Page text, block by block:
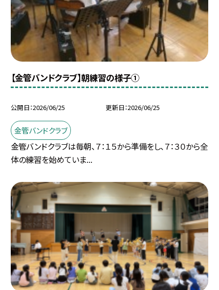
【金管バンドクラブ】朝練習の様子①
公開日 2026/06/25 更新日 2026/06/25
金管バンドクラブ
金管バンドクラブは毎朝、７：１５から準備をし、７：３０から全
体の練習を始めていま...